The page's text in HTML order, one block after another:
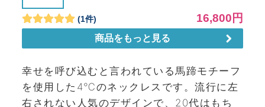
幸せを呼び込むと言われている馬蹄モチーフ
を使用した4℃のネックレスです。流行に左
右されない人気のデザインで、20代はもち